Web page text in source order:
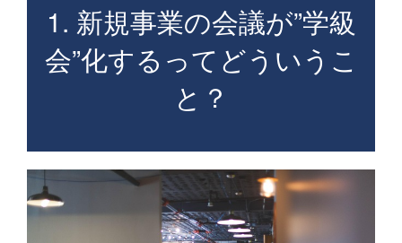
1. 新規事業の会議が”学級
会”化するってどういうこ
と？